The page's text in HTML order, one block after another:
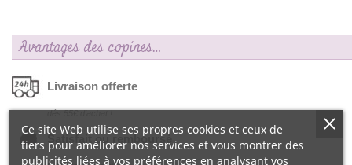
Avantages des copines…
Livraison offerte
dés 55€ d‘achat !
Satisfait ou remboursé
Ce site Web utilise ses propres cookies et ceux de
tiers pour améliorer nos services et vous montrer des
publicités liées à vos préférences en analysant vos